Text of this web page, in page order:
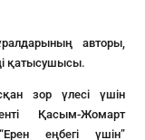
авторы,
қатысушысы.
зор үлесі үшін
Қасым-Жомарт
еңбегі үшін”